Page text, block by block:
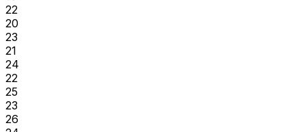
22
20
23
21
24
22
25
23
26